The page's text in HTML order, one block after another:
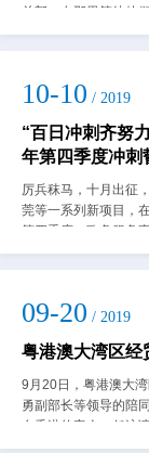
总部，在那里等待他
训活动达到“三白”（
10-10 / 2019
“百日冲刺齐努
年第四季度冲刺
厉兵秣马，十月出征
莞等一系列新项目，
第四季度，政务服务
力，事业部更需要团
09-20 / 2019
粤港澳大湾区经
9月20日，粤港澳大
勇副部长等领导的陪
自香港的客人。任泳
团一行介绍了公司的